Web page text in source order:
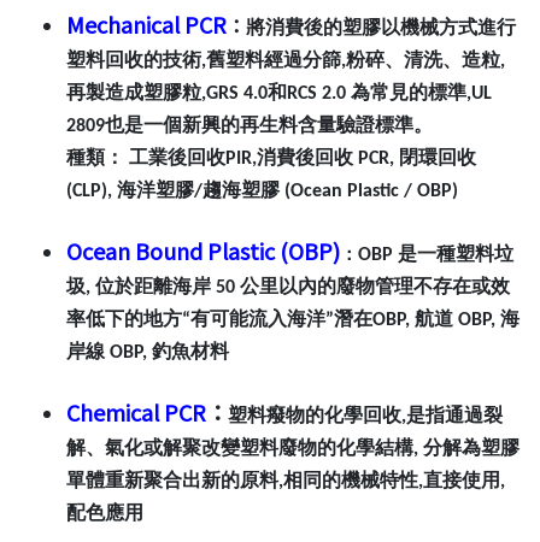
Mechanical PCR ： 將消費後的塑膠以機械方式進行
塑料回收的技術,舊塑料經過分篩,粉碎、清洗、造粒,
再製造成塑膠粒,GRS 4.0和RCS 2.0 為常見的標準,UL
2809也是一個新興的再生料含量驗證標準。
種類： 工業後回收PIR,消費後回收 PCR, 閉環回收
(CLP), 海洋塑膠/趨海塑膠 (Ocean Plastic / OBP)
Ocean Bound Plastic (OBP) ： OBP 是一種塑料垃
圾, 位於距離海岸 50 公里以內的廢物管理不存在或效
率低下的地方“有可能流入海洋”潛在OBP, 航道 OBP, 海
岸線 OBP, 釣魚材料
Chemical PCR ： 塑料癈物的化學回收,是指通過裂
解、氣化或解聚改變塑料廢物的化學結構, 分解為塑膠
單體重新聚合出新的原料,相同的機械特性,直接使用,
配色應用